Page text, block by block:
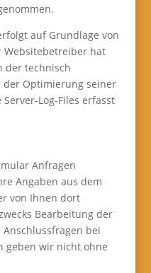
auf Grundlage von
Websitebetreiber hat
der technisch
Optimierung seiner
Log-Files erfasst
Anfragen
Angaben aus dem
von Ihnen dort
Bearbeitung der
bei
geben wir nicht ohne